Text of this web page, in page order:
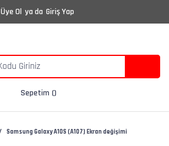
Üye Ol ya da Giriş Yap
Sepetim
Samsung Galaxy A10S (A107) Ekran değişimi